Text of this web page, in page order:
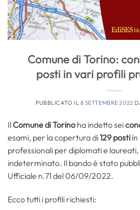
Comune di Torino:
posti in vari profili
PUBBLICATO IL 8 SETTEMBRE 2022
Il Comune di Torino ha indetto sei
esami, per la copertura di129 posti
professionali per diplomati e
indeterminato. Il bando è stato
Ufficiale n.71 del 06/09/2022.
Ecco tutti i profili richiesti: